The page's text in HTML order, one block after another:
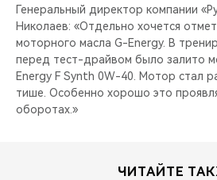
Генеральный директор компании
Николаев: «Отдельно хочется
моторного масла G-Energy. В
перед тест-драйвом было залито
Energy F Synth 0W-40. Мотор стал
тише. Особенно хорошо это
оборотах.»
ЧИТАЙТЕ